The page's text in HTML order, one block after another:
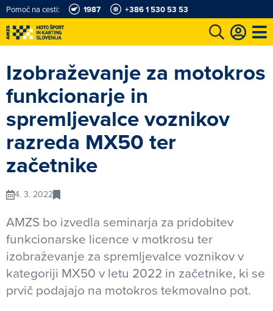
Pomoč na cesti: 1987 +386 1 530 53 53
Izobraževanje za motokros
funkcionarje in
spremljevalce voznikov
razreda MX50 ter
začetnike
4. 3. 2022
AMZS bo izvedla seminarja za pridobitev
funkcionarske licence v motkrosu ter
izobraževanje za spremljevalce voznikov v
kategoriji MX50 v letu 2022 in začetnike, ki se
prvič podajajo na motokros tekmovalno pot.